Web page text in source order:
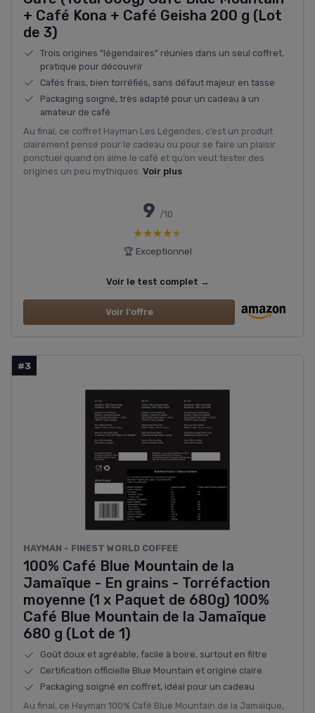
+ Café Kona + Café Geisha 200 g (Lot
de 3)
Trois origines "légendaires" réunies dans un seul coffret,
pratique pour découvrir
Cafés frais, bien torréfiés, sans défaut majeur en tasse
Packaging soigné, très adapté pour un cadeau à un
amateur de café
Au final, ce coffret Hayman Les Légendes, c’est un produit
clairement pensé pour le cadeau ou pour se faire un plaisir
ponctuel quand on aime le café et qu’on veut tester des
origines un peu mythiques. Voir plus
9 /10
★★★★★
★★★★★
🏆 Exceptionnel
Voir le test complet →
Voir l'offre
#3
HAYMAN - FINEST WORLD COFFEE
100% Café Blue Mountain de la
Jamaïque - En grains - Torréfaction
moyenne (1 x Paquet de 680g) 100%
Café Blue Mountain de la Jamaïque
680 g (Lot de 1)
Goût doux et agréable, facile à boire, surtout en filtre
Certification officielle Blue Mountain et origine claire
Packaging soigné en coffret, idéal pour un cadeau
Au final, ce Hayman 100% Café Blue Mountain de la Jamaïque,